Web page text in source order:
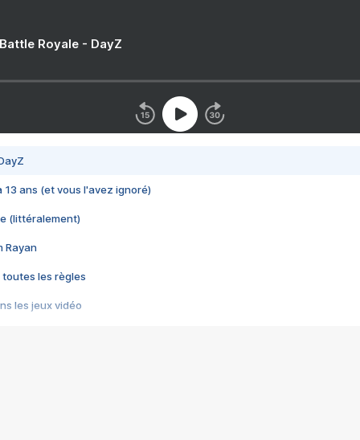
Royale - DayZ
13 ans (et vous l'avez ignoré)
(littéralement)
Rayan
toutes les règles
les jeux vidéo